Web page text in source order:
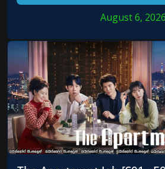
August 6, 2026